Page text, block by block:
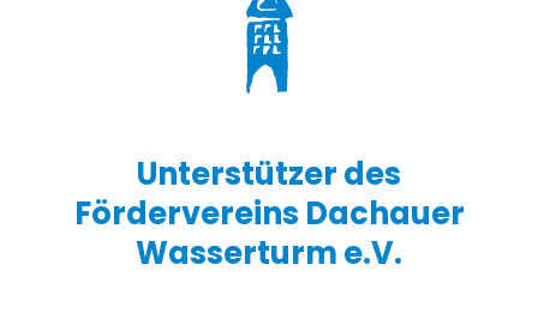
Unterstützer des
Fördervereins Dachauer
Wasserturm e.V.